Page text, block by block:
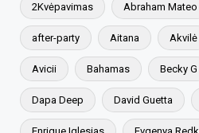
2Kvėpavimas Abraham Mateo
after-party Aitana Akvilė
Avicii Bahamas Becky G
Dapa Deep David Guetta